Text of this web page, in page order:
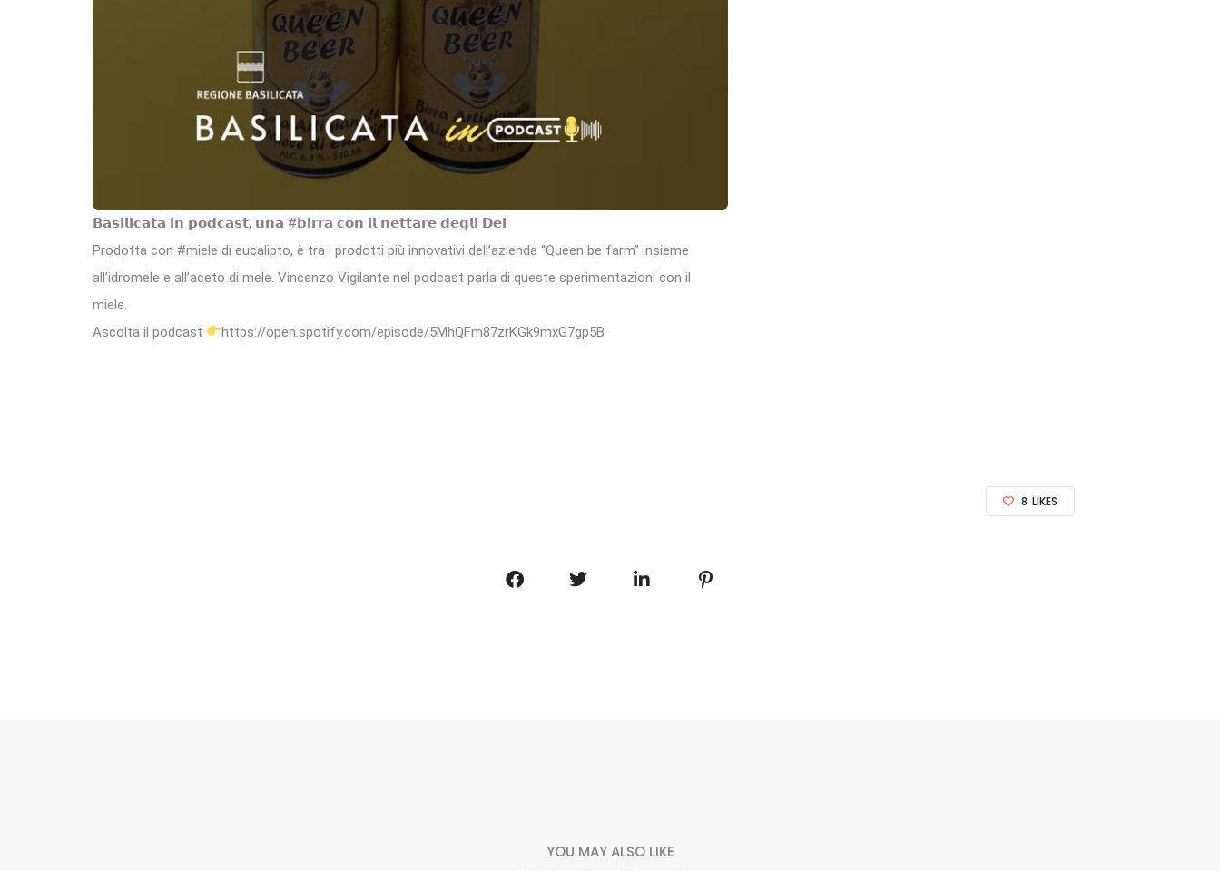
𝗕𝗮𝘀𝗶𝗹𝗶𝗰𝗮𝘁𝗮 𝗶𝗻 𝗽𝗼𝗱𝗰𝗮𝘀𝘁, 𝘂𝗻𝗮 #𝗯𝗶𝗿𝗿𝗮 𝗰𝗼𝗻 𝗶𝗹 𝗻𝗲𝘁𝘁𝗮𝗿𝗲 𝗱𝗲𝗴𝗹𝗶 𝗗𝗲𝗶
Prodotta con #miele di eucalipto, è tra i prodotti più innovativi dell’azienda “Queen be farm” insieme
all’idromele e all’aceto di mele. Vincenzo Vigilante nel podcast parla di queste sperimentazioni con il
miele.
Ascolta il podcast
https://open.spotify.com/episode/5MhQFm87zrKGk9mxG7gp5B
8 LIKES
YOU MAY ALSO LIKE